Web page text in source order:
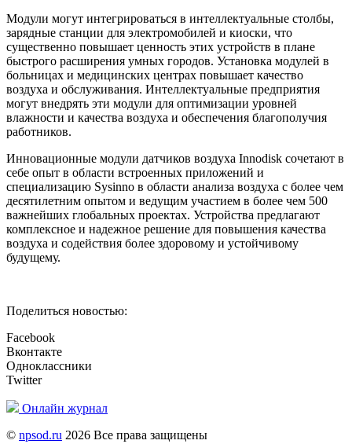
Модули могут интегрироваться в интеллектуальные столбы,
зарядные станции для электромобилей и киоски, что
существенно повышает ценность этих устройств в плане
быстрого расширения умных городов. Установка модулей в
больницах и медицинских центрах повышает качество
воздуха и обслуживания. Интеллектуальные предприятия
могут внедрять эти модули для оптимизации уровней
влажности и качества воздуха и обеспечения благополучия
работников.
Инновационные модули датчиков воздуха Innodisk сочетают в
себе опыт в области встроенных приложений и
специализацию Sysinno в области анализа воздуха с более чем
десятилетним опытом и ведущим участием в более чем 500
важнейших глобальных проектах. Устройства предлагают
комплексное и надежное решение для повышения качества
воздуха и содействия более здоровому и устойчивому
будущему.
Поделиться новостью:
Facebook
Вконтакте
Одноклассники
Twitter
Онлайн журнал
© npsod.ru 2026 Все права защищены